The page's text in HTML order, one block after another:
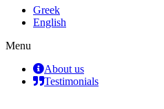
Greek
English
Menu
About us
Testimonials